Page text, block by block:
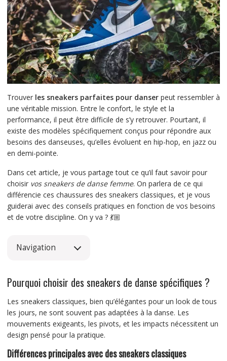
Trouver les sneakers parfaites pour danserpeut ressembler à
une véritable mission. Entre le confort, le style et la
performance, il peut être difficile de s’y retrouver. Pourtant, il
existe des modèles spécifiquement conçus pour répondre aux
besoins des danseuses, qu’elles évoluent en hip-hop, en jazz ou
en demi-pointe.
Dans cet article, je vous partage tout ce qu’il faut savoir pour
choisir vos sneakers de danse femme. On parlera de ce qui
différencie ces chaussures des sneakers classiques, et je vous
guiderai avec des conseils pratiques en fonction de vos besoins
et de votre discipline. On y va ? 💃🏼
Navigation
Pourquoi choisir des sneakers de danse spécifiques ?
Les sneakers classiques, bien qu’élégantes pour un look de tous
les jours, ne sont souvent pas adaptées à la danse. Les
mouvements exigeants, les pivots, et les impacts nécessitent un
design pensé pour la pratique.
Différences principales avec des sneakers classiques